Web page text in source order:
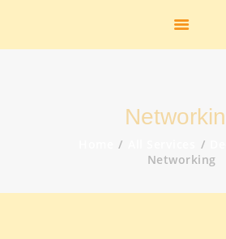
Networking
HEIMATSTUBE
DER FLUGHAFEN
DIE K.M.E.
GEOLOGIE